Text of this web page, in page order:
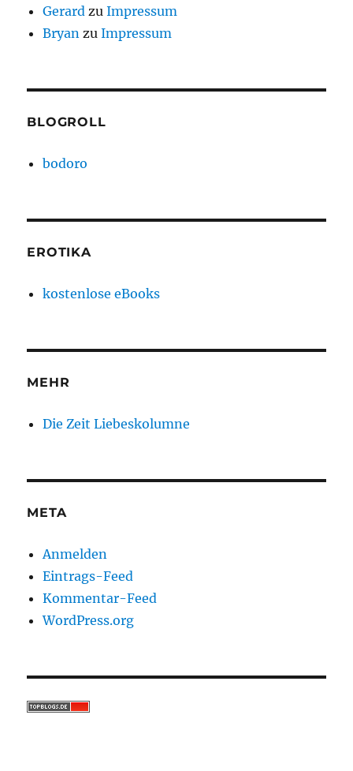
Gerard zuImpressum
Bryan zuImpressum
BLOGROLL
bodoro
EROTIKA
kostenlose eBooks
MEHR
Die Zeit Liebeskolumne
META
Anmelden
Eintrags-Feed
Kommentar-Feed
WordPress.org